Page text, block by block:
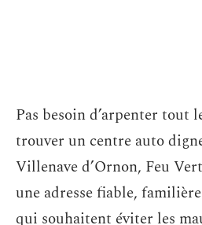
Pas besoin d’arpenter tout
trouver un centre auto
Villenave d’Ornon, Feu
une adresse fiable,
qui souhaitent éviter les